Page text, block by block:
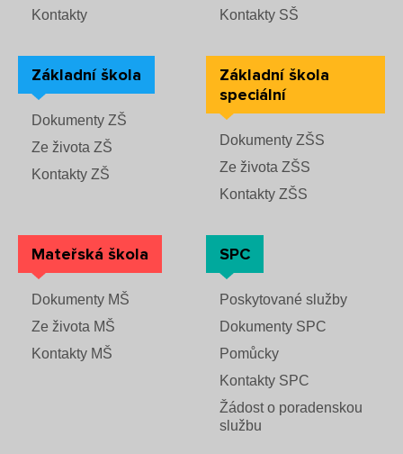
Kontakty
Kontakty SŠ
Základní škola
Dokumenty ZŠ
Ze života ZŠ
Kontakty ZŠ
Základní škola
speciální
Dokumenty ZŠS
Ze života ZŠS
Kontakty ZŠS
Mateřská škola
Dokumenty MŠ
Ze života MŠ
Kontakty MŠ
SPC
Poskytované služby
Dokumenty SPC
Pomůcky
Kontakty SPC
Žádost o poradenskou
službu